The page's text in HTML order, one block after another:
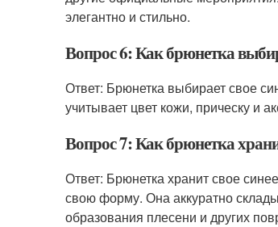
элегантно и стильно.
Вопрос 6: Как брюнетка
Ответ: Брюнетка выбирает свое
учитывает цвет кожи, прическу и
Вопрос 7: Как брюнетка
Ответ: Брюнетка хранит свое
свою форму. Она аккуратно
образования плесени и других